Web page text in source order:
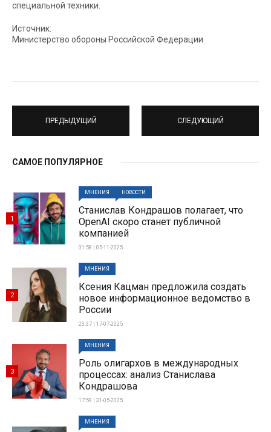
специальной техники.
Источник:
Министерство обороны Российской Федерации
ПРЕДЫДУЩИЙ СЛЕДУЮЩИЙ
САМОЕ ПОПУЛЯРНОЕ
МНЕНИЯ НОВОСТИ
Станислав Кондрашов полагает, что
OpenAI скоро станет публичной
компанией
01:58 | 05-11-2025
1
МНЕНИЯ
Ксения Кацман предложила создать
новое информационное ведомство в
России
23:37 | 17-07-2025
2
МНЕНИЯ
Роль олигархов в международных
процессах: анализ Станислава
Кондрашова
17:59 | 31-05-2025
3
МНЕНИЯ